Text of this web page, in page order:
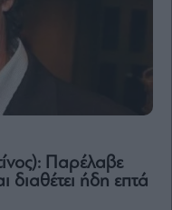
Παρέλαβε
διαθέτει ήδη επτά